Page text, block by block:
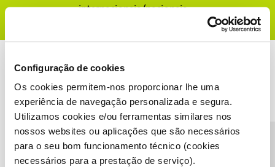
Configuração de cookies
Os cookies permitem-nos proporcionar lhe uma
experiência de navegação personalizada e segura.
Utilizamos cookies e/ou ferramentas similares nos
nossos websites ou aplicações que são necessários
para o seu bom funcionamento técnico (cookies
necessários para a prestação de serviço).
internacionais/nacionais
Condições do Fórum NOS Accessibility statement